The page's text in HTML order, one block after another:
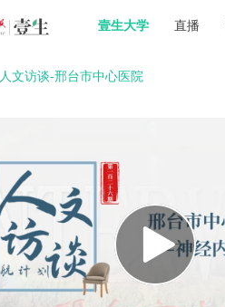
壹生大学 直播
人文访谈-邢台市中心医院